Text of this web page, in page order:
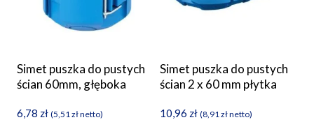
Simet puszka do pustych
ścian 60mm, głęboka
6,78 zł (5,51 złnetto)
Simet puszka do pustych
ścian 2 x 60 mm płytka
10,96 zł (8,91 złnetto)